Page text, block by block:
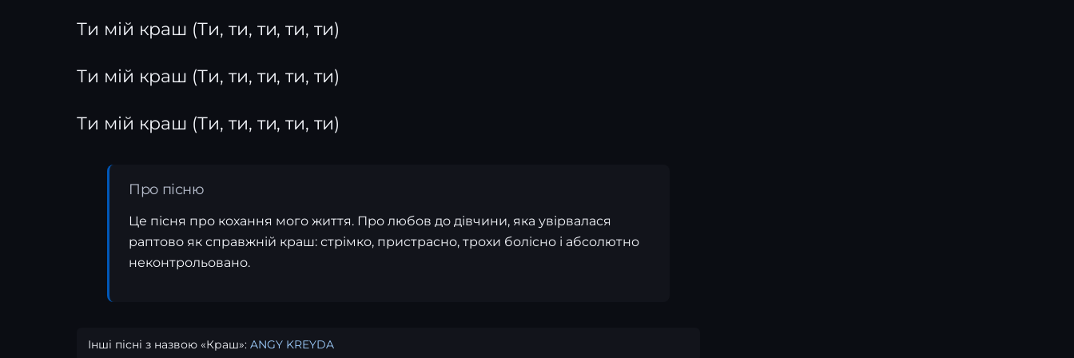
Ти мій краш (Ти, ти, ти, ти, ти)
Ти мій краш (Ти, ти, ти, ти, ти)
Ти мій краш (Ти, ти, ти, ти, ти)
Про пісню
Це пісня про кохання мого життя. Про любов до дівчини, яка увірвалася
раптово як справжній краш: стрімко, пристрасно, трохи болісно і абсолютно
неконтрольовано.
Інші пісні з назвою «Краш»: ANGY KREYDA